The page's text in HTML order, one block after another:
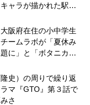
ャラが描かれた駅弁
阪府在住の小中学生
ームラボが「夏休み
に」と「ボタニカル
招待
史）の周りで繰り返
マ『GTO』第３話で
さ